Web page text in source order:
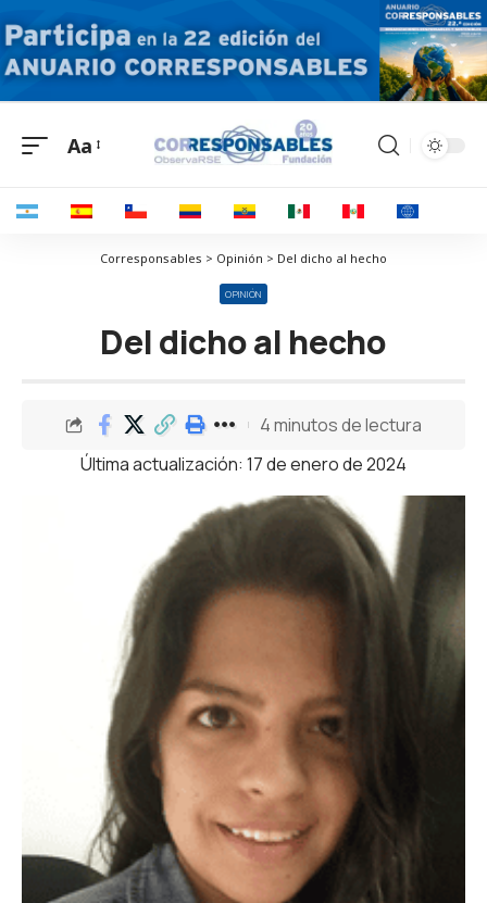
Aa
Corresponsables > Opinión > Del dicho al hecho
OPINIÓN
Del dicho al hecho
Última actualización: 17 de enero de 2024
4 minutos de lectura